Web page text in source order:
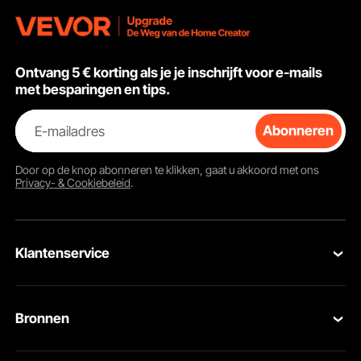
Ontvang 5 € korting als je je inschrijft voor e-mails
met besparingen en tips.
E-mailadres Abonneren
Door op de knopabonneren te klikken, gaat u akkoord met ons
Privacy- & Cookiebeleid.
Klantenservice
Retourneren en vervangingen
Bronnen